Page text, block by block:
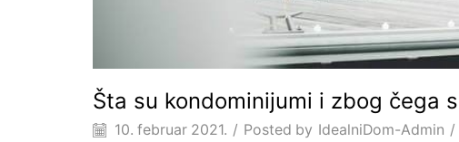
Šta su kondominijumi i zbog čega
10. februar 2021. / Posted by IdealniDom-Admin /